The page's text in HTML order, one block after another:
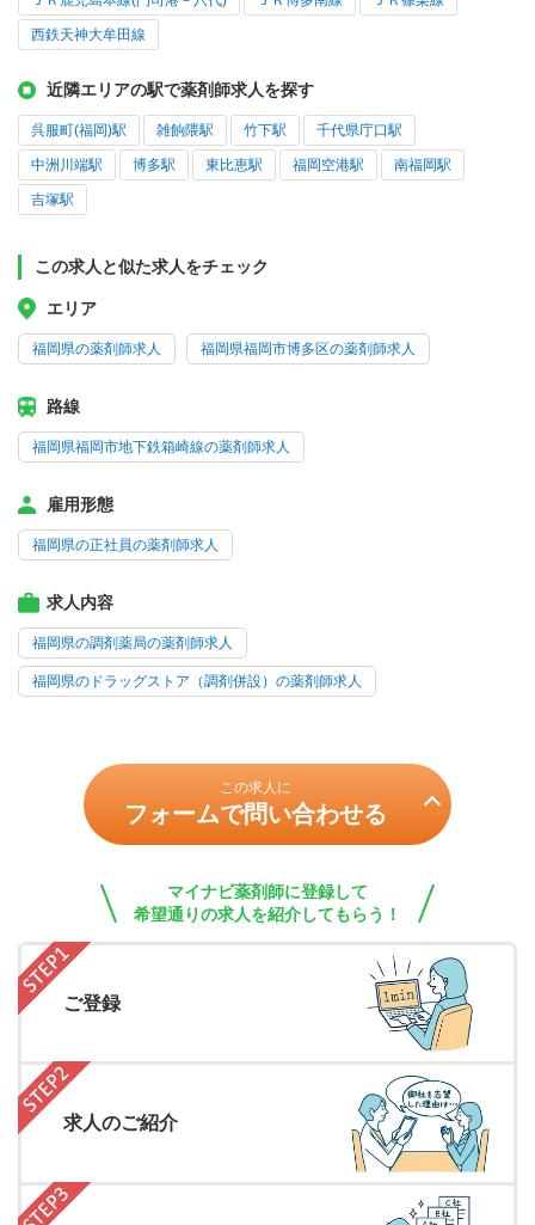
西鉄天神大牟田線
近隣エリアの駅で薬剤師求人を探す
呉服町(福岡)駅 雑餉隈駅 竹下駅 千代県庁口駅
中洲川端駅 博多駅 東比恵駅 福岡空港駅 南福岡駅
吉塚駅
この求人と似た求人をチェック
エリア
福岡県の薬剤師求人 福岡県福岡市博多区の薬剤師求人
路線
福岡県福岡市地下鉄箱崎線の薬剤師求人
雇用形態
福岡県の正社員の薬剤師求人
求人内容
福岡県の調剤薬局の薬剤師求人
福岡県のドラッグストア（調剤併設）の薬剤師求人
この求人に
フォームで問い合わせる
マイナビ薬剤師に登録して
希望通りの求人を紹介してもらう！
ご登録
求人のご紹介